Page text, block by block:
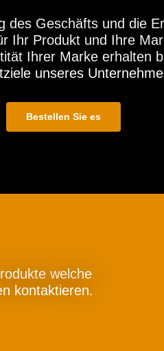
des Geschäfts und die
Ihr Produkt und Ihre
Ihrer Marke erhalten
unseres
Bestellen Sie es
welche
kontaktieren.